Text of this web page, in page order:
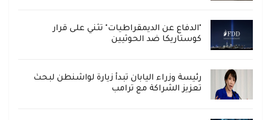
"الدفاع عن الديمقراطيات" تثني على قرار
كوستاريكا ضد الحوثيين
رئيسة وزراء اليابان تبدأ زيارة لواشنطن لبحث
تعزيز الشراكة مع ترامب